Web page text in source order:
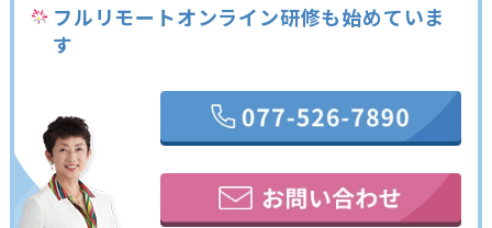
フルリモートオンライン研修も始めていま
す